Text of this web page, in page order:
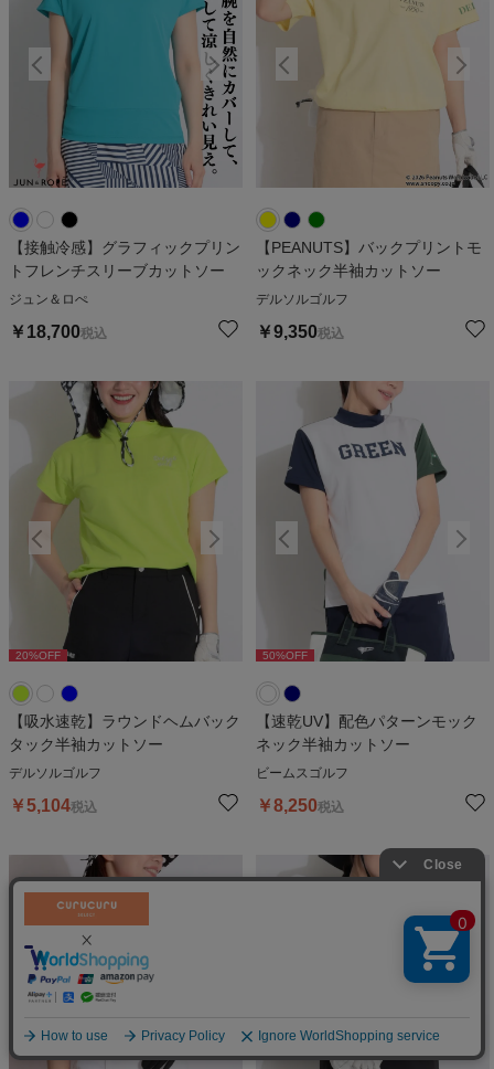
【接触冷感】グラフィックプリン
トフレンチスリーブカットソー
ジュン＆ロぺ
￥ 18,700税込
【PEANUTS】バックプリントモ
ックネック半袖カットソー
デルソルゴルフ
￥9,350税込
20%OFF %OFF
【吸水速乾】ラウンドヘムバック
タック半袖カットソー
デルソルゴルフ
￥5,104税込
50%OFF 50%OFF
【速乾UV】配色パターンモック
ネック半袖カットソー
ビームスゴルフ
￥8,250税込
絞り込む